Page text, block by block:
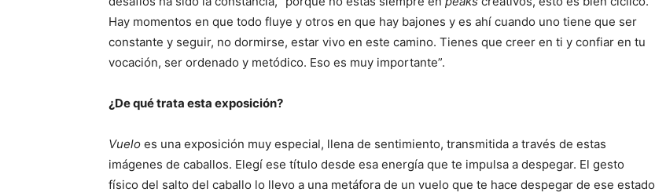
Hay momentos en que todo fluye y otros en que hay bajones y es ahí cuando uno tiene que ser
constante y seguir, no dormirse, estar vivo en este camino. Tienes que creer en ti y confiar en tu
vocación, ser ordenado y metódico. Eso es muy importante”.
¿De qué trata esta exposición?
Vuelo es una exposición muy especial, llena de sentimiento, transmitida a través de estas
imágenes de caballos. Elegí ese título desde esa energía que te impulsa a despegar. El gesto
físico del salto del caballo lo llevo a una metáfora de un vuelo que te hace despegar de ese estado